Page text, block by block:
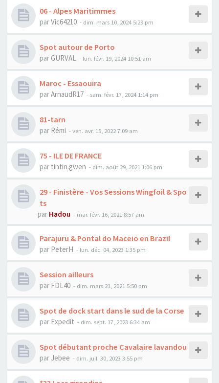
06 - Alpes Maritimmes
parVic64210 - dim. mars 10, 2024 5:29 pm
Spot autour de Porto
par GURVAL - lun. févr. 19, 2024 10:51 am
Maroc - Essaouira
parArnaudR17 - sam. févr. 17, 2024 1:14 pm
81-tarn
par Rémi -ven. avr. 15, 2022 7:09 am
75 - ILE DE FRANCE
par tintin.gwen - dim. août 29, 2021 1:06 pm
29 - Finistère - Vos Sessions Wingfoil & Spo
ts
par Hadou - mar. févr. 16, 2021 8:57 am
Parajuru & Pontal do Maceio en Brazil
par PeterH - lun. déc. 04, 2023 1:35 pm
Session ailleurs
par FDL40 - dim. mars 21, 2021 5:50 pm
Spot de dock start dans le sud de la Corse
par Expedit - dim. sept. 17, 2023 6:34 am
Spot débutant proche Cavalaire lavandou
par Jebee - dim. juil. 30, 2023 3:55 pm